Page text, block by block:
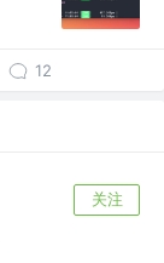
12
关注